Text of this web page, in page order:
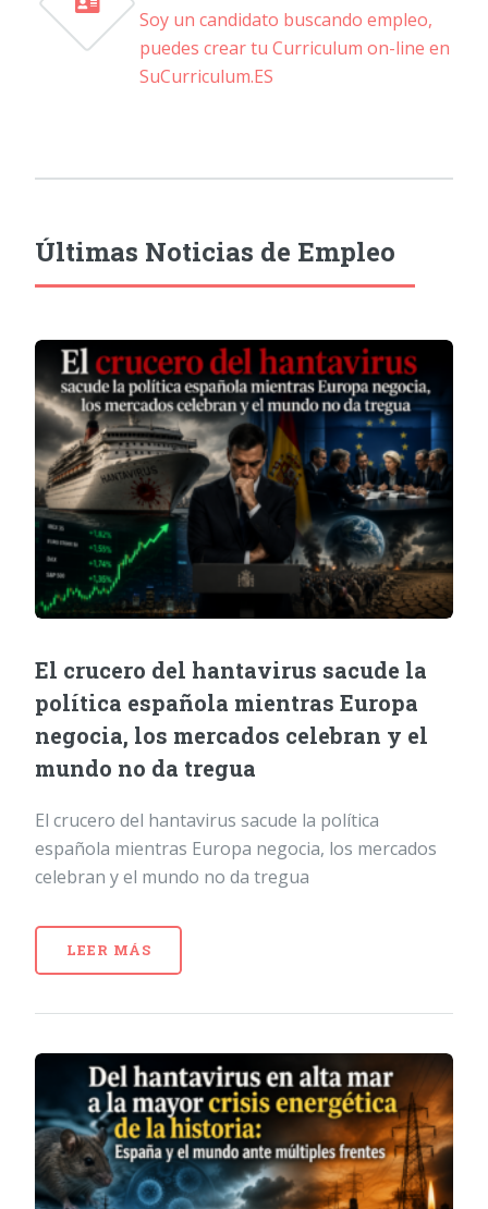
Soy un candidato buscando empleo,
puedes crear tu Curriculum on-line en
SuCurriculum.ES
Últimas Noticias de Empleo
El crucero del hantavirus sacude la
política española mientras Europa
negocia, los mercados celebran y el
mundo no da tregua
El crucero del hantavirus sacude la política
española mientras Europa negocia, los mercados
celebran y el mundo no da tregua
LEER MÁS